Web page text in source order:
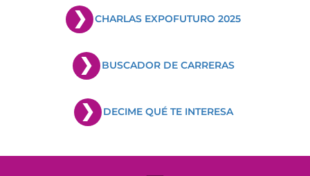
CHARLAS EXPOFUTURO 2025
BUSCADOR DE CARRERAS
DECIME QUÉ TE INTERESA